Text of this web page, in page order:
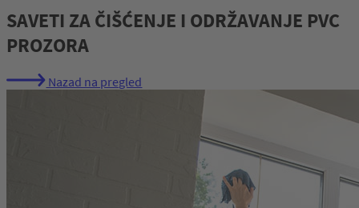
SAVETI ZA ČIŠĆENJE I ODRŽAVANJE PVC
PROZORA
Nazad na pregled